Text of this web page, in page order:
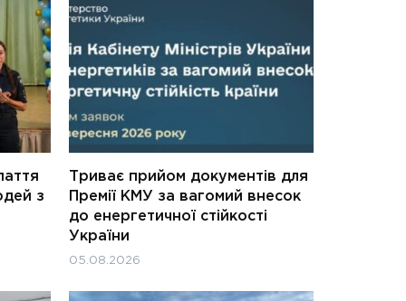
з
Триває прийом документів для
Премії КМУ за вагомий внесок
до енергетичної стійкості
України
05.08.2026